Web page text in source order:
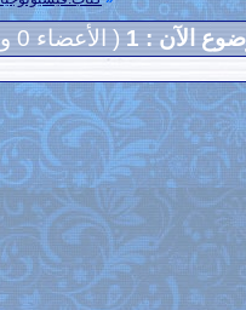
الآن : 1 ( الأعضاء 0 والزوار 1)